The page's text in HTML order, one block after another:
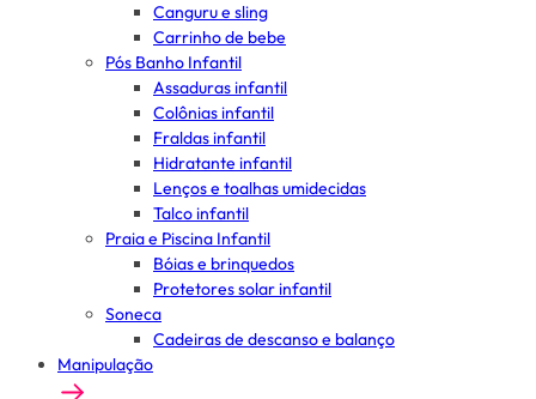
Canguru e sling
Carrinho de bebe
Pós Banho Infantil
Assaduras infantil
Colônias infantil
Fraldas infantil
Hidratante infantil
Lenços e toalhas umidecidas
Talco infantil
Praia e Piscina Infantil
Bóias e brinquedos
Protetores solar infantil
Soneca
Cadeiras de descanso e balanço
Manipulação